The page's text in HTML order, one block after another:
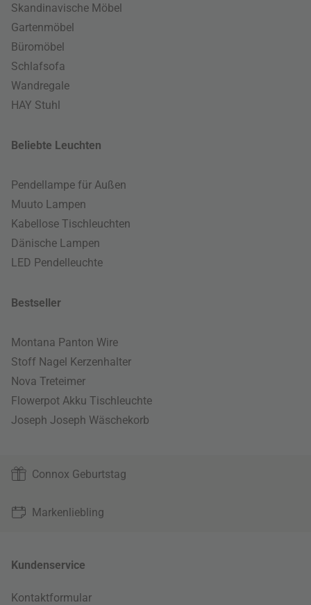
Skandinavische Möbel
Gartenmöbel
Büromöbel
Schlafsofa
Wandregale
HAY Stuhl
Beliebte Leuchten
Pendellampe für Außen
Muuto Lampen
Kabellose Tischleuchten
Dänische Lampen
LED Pendelleuchte
Bestseller
Montana Panton Wire
Stoff Nagel Kerzenhalter
Nova Treteimer
Flowerpot Akku Tischleuchte
Joseph Joseph Wäschekorb
Connox Geburtstag
Markenliebling
Kundenservice
Kontaktformular